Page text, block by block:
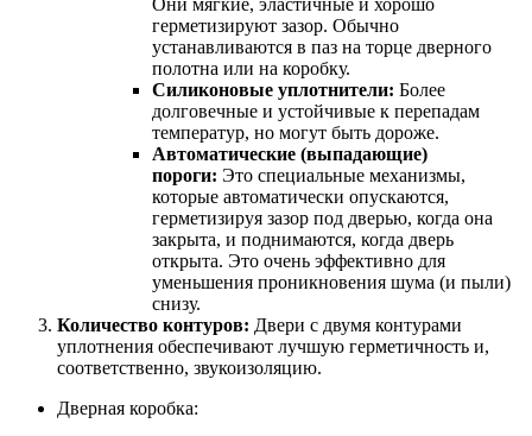
герметизируют зазор. Обычно
устанавливаются в паз на торце дверного
полотна или на коробку.
Силиконовые уплотнители: Более
долговечные и устойчивые к перепадам
температур, но могут быть дороже.
Автоматические (выпадающие)
пороги: Это специальные механизмы,
которые автоматически опускаются,
герметизируя зазор под дверью, когда она
закрыта, и поднимаются, когда дверь
открыта. Это очень эффективно для
уменьшения проникновения шума (и пыли)
снизу.
Количество контуров: Двери с двумя контурами
уплотнения обеспечивают лучшую герметичность и,
соответственно, звукоизоляцию.
Дверная коробка: